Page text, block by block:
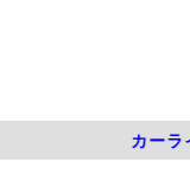
カーラ